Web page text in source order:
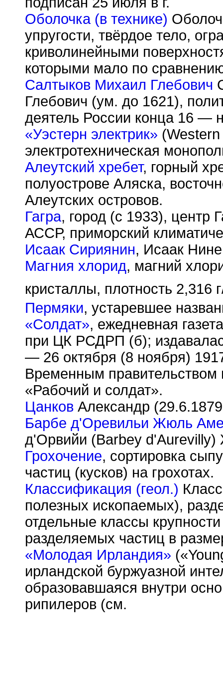
Оболочка (в технике)
упругости, твёрдое тело,
криволинейными
которыми мало по
Салтыков Михаил Глебович
Глебович (ум. до 1621),
деятель России конца 16 —
«Уэстерн электрик»
электротехническая
Алеутский хребет, горный
полуострове Аляска,
Алеутских островов.
Гагра, город (с 1933), центр
АССР, приморский
Исаак Сириянин, Исаак
Магния хлорид, магний
кристаллы, плотность 2,316
Пермяки, устаревшее
«Солдат», ежедневная
при ЦК РСДРП (б);
— 26 октября (8 ноября)
Временным правительством
«Рабочий и солдат».
Цанков Александр
Барбе д'Оревильи Жюль
д'Орвийи (Barbey
Грохочение, сортировка
частиц (кусков) на грохотах.
Классификация (геол.)
полезных ископаемых),
отдельные классы
разделяемых частиц в
«Молодая Ирландия»
ирландской буржуазной
образовавшаяся внутри
рипилеров (см.